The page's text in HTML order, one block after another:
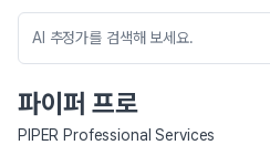
파이퍼 프로
PIPER Professional Services